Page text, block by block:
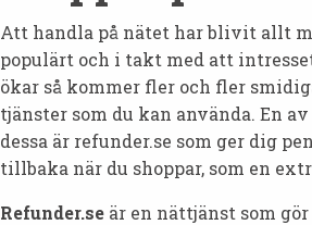
Att handla på nätet har blivit allt
populärt och i takt med att
ökar så kommer fler och fler
tjänster som du kan använda. En av
dessa är refunder.se som ger dig
tillbaka när du shoppar, som en
Refunder.se är en nättjänst som